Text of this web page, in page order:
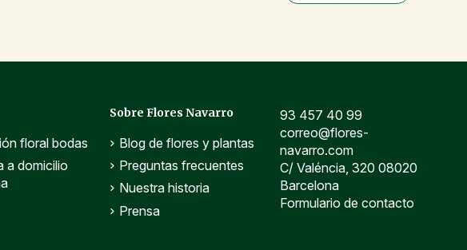
floral bodas
a domicilio
Sobre Flores Navarro
Blog de flores y plantas
Preguntas frecuentes
Nuestra historia
Prensa
93 457 40 99
correo@flores-
navarro.com
C/ Valéncia, 320 08020
Barcelona
Formulario de contacto